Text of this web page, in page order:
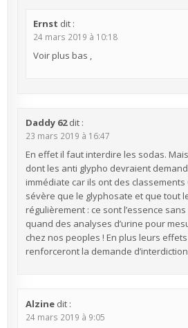
Ernst dit :
24 mars 2019 à 10:18
Voir plus bas ,
Daddy 62 dit :
23 mars 2019 à 16:47
En effet il faut interdire les sodas.
dont les anti glypho devraient
immédiate car ils ont des classements
sévère que le glyphosate et que tout
régulièrement : ce sont l’essence
quand des analyses d’urine pour
chez nos peoples ! En plus leurs
renforceront la demande
Alzine dit :
24 mars 2019 à 9:05